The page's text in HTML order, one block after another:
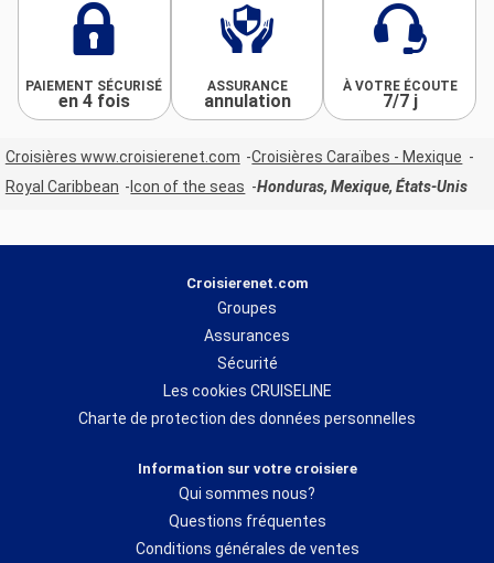
PAIEMENT SÉCURISÉ
en 4 fois
ASSURANCE
annulation
À VOTRE ÉCOUTE
7/7 j
Croisières www.croisierenet.com
Croisières Caraïbes - Mexique
Royal Caribbean
Icon of the seas Honduras, Mexique, États-Unis
Croisierenet.com
Groupes
Assurances
Sécurité
Les cookies CRUISELINE
Charte de protection des données personnelles
Information sur votre croisiere
Qui sommes nous?
Questions fréquentes
Conditions générales de ventes